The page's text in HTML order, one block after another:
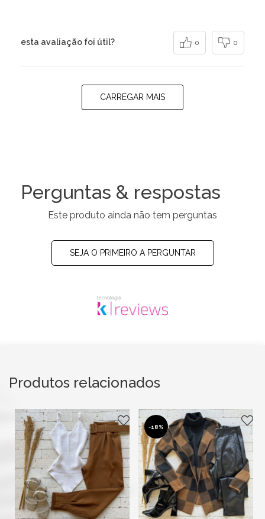
esta avaliação foi útil? 0 0
CARREGAR MAIS
Perguntas & respostas
Este produto ainda não tem perguntas
SEJA O PRIMEIRO A PERGUNTAR
Produtos relacionados
-18%